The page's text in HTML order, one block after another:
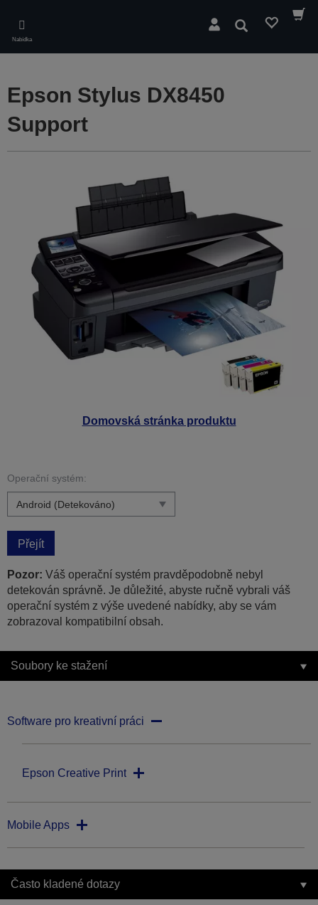
main
content
Nabídka
Hledat
Domovská stránka produktu
Epson Stylus DX8450
Support
Operační systém:
Přejít
Pozor: Váš operační systém pravděpodobně nebyl
detekován správně. Je důležité, abyste ručně vybrali váš
operační systém z výše uvedené nabídky, aby se vám
zobrazoval kompatibilní obsah.
Soubory ke stažení
Software pro kreativní práci
Epson Creative Print
Mobile Apps
Často kladené dotazy